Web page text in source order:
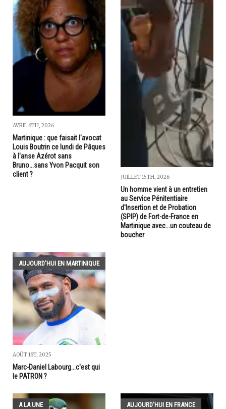
AVRIL 6TH, 2026
Martinique : que faisait l'avocat
Louis Boutrin ce lundi de Pâques
à l'anse Azérot sans
Bruno...sans Yvon Pacquit son
client ?
JUILLET 15TH, 2026
Un homme vient à un entretien
au Service Pénitentiaire
d'Insertion et de Probation
(SPIP) de Fort-de-France en
Martinique avec...un couteau de
boucher
AUJOURD'HUI EN MARTINIQUE
AOÛT 1ST, 2025
Marc-Daniel Labourg...c'est qui
le PATRON ?
A LA UNE AUJOURD'HUI EN FRANCE